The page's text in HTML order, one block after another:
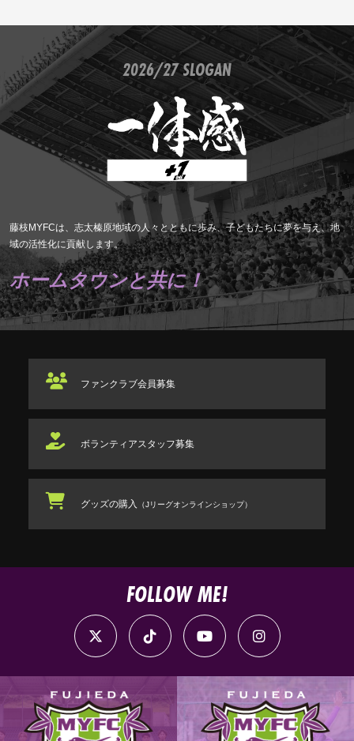
2026/27 SLOGAN
藤枝MYFCは、志太榛原地域の人々とともに歩み、子どもたちに夢を与え、地
域の活性化に貢献します。
ホームタウンと共に！
ファンクラブ会員募集
ボランティアスタッフ募集
グッズの購入 （Jリーグオンラインショップ）
FOLLOW ME!